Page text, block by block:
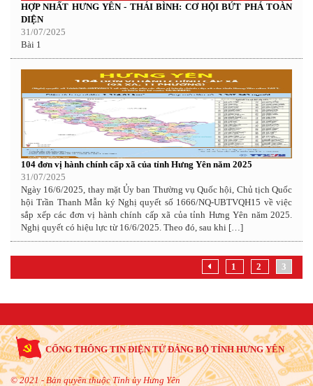
HỢP NHẤT HƯNG YÊN - THÁI BÌNH: CƠ HỘI BỨT PHÁ TOÀN
DIỆN
31/07/2025
Bài 1
104 đơn vị hành chính cấp xã của tỉnh Hưng Yên năm 2025
31/07/2025
Ngày 16/6/2025, thay mặt Ủy ban Thường vụ Quốc hội, Chủ tịch Quốc
hội Trần Thanh Mẫn ký Nghị quyết số 1666/NQ-UBTVQH15 về việc
sắp xếp các đơn vị hành chính cấp xã của tỉnh Hưng Yên năm 2025.
Nghị quyết có hiệu lực từ 16/6/2025. Theo đó, sau khi […]
1 2 3
CỔNG THÔNG TIN ĐIỆN TỬ ĐẢNG BỘ TỈNH HƯNG YÊN
© 2021 - Bản quyền thuộc Tỉnh ủy Hưng Yên